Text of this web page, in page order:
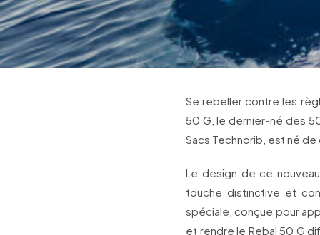
Se rebeller contre les
50 G, le dernier-né des
Sacs Technorib, est né
Le design de ce
touche distinctive et
spéciale, conçue pour
et rendre le Rebal 50 G